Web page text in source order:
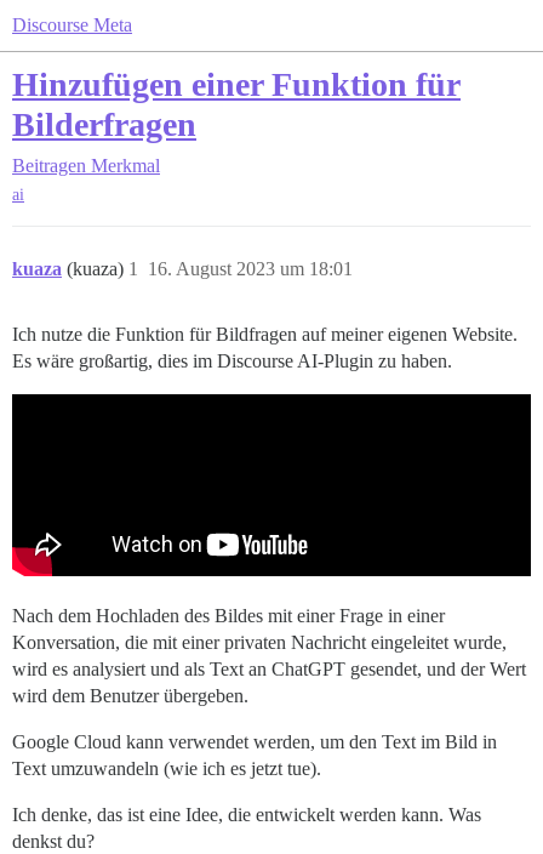
Discourse Meta
Hinzufügen einer Funktion für
Bilderfragen
Beitragen Merkmal
ai
kuaza (kuaza) 16. August 2023 um 18:01
1
Ich nutze die Funktion für Bildfragen auf meiner eigenen Website.
Es wäre großartig, dies im Discourse AI-Plugin zu haben.
Nach dem Hochladen des Bildes mit einer Frage in einer
Konversation, die mit einer privaten Nachricht eingeleitet wurde,
wird es analysiert und als Text an ChatGPT gesendet, und der Wert
wird dem Benutzer übergeben.
Google Cloud kann verwendet werden, um den Text im Bild in
Text umzuwandeln (wie ich es jetzt tue).
Ich denke, das ist eine Idee, die entwickelt werden kann. Was
denkst du?